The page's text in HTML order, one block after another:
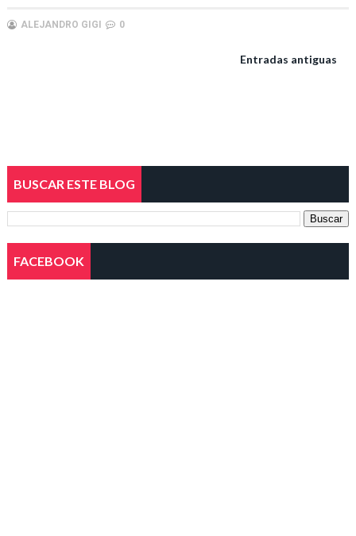
ALEJANDRO GIGI 0
Entradas antiguas
BUSCAR ESTE BLOG
FACEBOOK